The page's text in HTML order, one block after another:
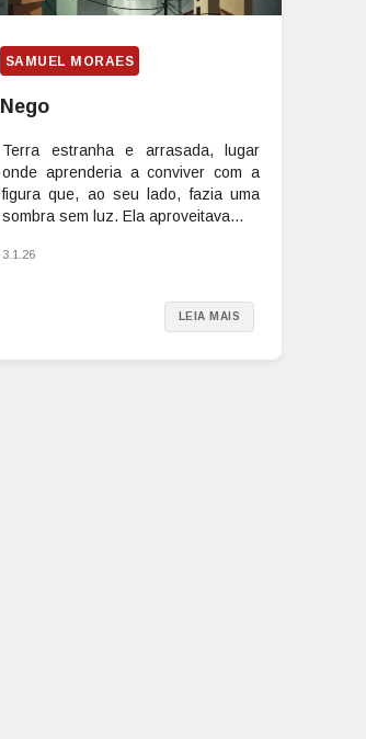
SAMUEL MORAES
Nego
Terra estranha e arrasada, lugar
onde aprenderia a conviver com a
figura que, ao seu lado, fazia uma
sombra sem luz. Ela aproveitava...
LEIA MAIS
3.1.26